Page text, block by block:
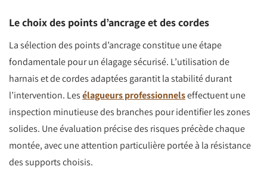
Le choix des points d’ancrage et des cordes
La sélection des points d’ancrage constitue une étape
fondamentale pour un élagage sécurisé. L’utilisation de
harnais et de cordes adaptées garantit la stabilité durant
l’intervention. Lesélagueurs professionnelseffectuent une
inspection minutieuse des branches pour identifier les zones
solides. Une évaluation précise des risques précède chaque
montée, avec une attention particulière portée à la résistance
des supports choisis.